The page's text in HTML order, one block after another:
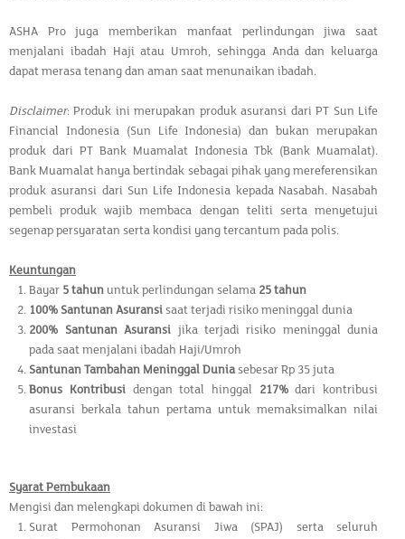
ASHA Pro juga memberikan manfaat perlindungan jiwa saat
menjalani ibadah Haji atau Umroh, sehingga Anda dan keluarga
dapat merasa tenang dan aman saat menunaikan ibadah.
Disclaimer: Produk ini merupakan produk asuransi dari PT Sun Life
Financial Indonesia (Sun Life Indonesia) dan bukan merupakan
produk dari PT Bank Muamalat Indonesia Tbk (Bank Muamalat).
Bank Muamalat hanya bertindak sebagai pihak yang mereferensikan
produk asuransi dari Sun Life Indonesia kepada Nasabah. Nasabah
pembeli produk wajib membaca dengan teliti serta menyetujui
segenap persyaratan serta kondisi yang tercantum pada polis.
Keuntungan
Bayar 5 tahun untuk perlindungan selama 25 tahun
100% Santunan Asuransi saat terjadi risiko meninggal dunia
200% Santunan Asuransi jika terjadi risiko meninggal dunia
pada saat menjalani ibadah Haji/Umroh
Santunan Tambahan Meninggal Duniasebesar Rp 35 juta
Bonus Kontribusi dengan total hinggal 217%dari kontribusi
asuransi berkala tahun pertama untuk memaksimalkan nilai
investasi
Syarat Pembukaan
Mengisi dan melengkapi dokumen di bawah ini:
Surat Permohonan Asuransi Jiwa (SPAJ) serta seluruh